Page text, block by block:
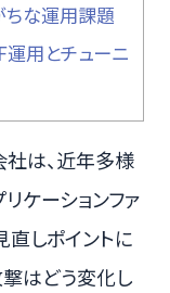
ちな運用課題
用とチューニ
は、近年多様
ケーションファ
直しポイントに
撃はどう変化し